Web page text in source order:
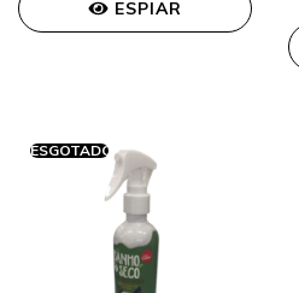
ESPIAR
ESGOTADO